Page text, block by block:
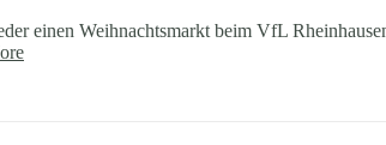
einen Weihnachtsmarkt beim VfL